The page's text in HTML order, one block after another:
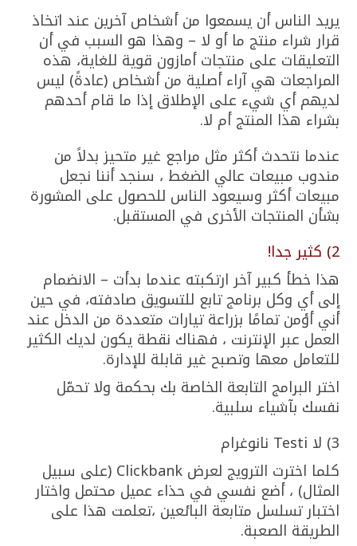
يريد الناس أن يسمعوا من أشخاص آخرين عند اتخاذ
قرار شراء منتج ما أو لا – وهذا هو السبب في أن
التعليقات على منتجات أمازون قوية للغاية، هذه
المراجعات هي آراء أصلية من أشخاص (عادةً) ليس
لديهم أي شيء على الإطلاق إذا ما قام أحدهم
بشراء هذا المنتج أم لا.
عندما نتحدث أكثر مثل مراجع غير متحيز بدلاً من
مندوب مبيعات عالي الضغط ، سنجد أننا نجعل
مبيعات أكثر وسيعود الناس للحصول على المشورة
بشأن المنتجات الأخرى في المستقبل.
2) كثير جدا!
هذا خطأ كبير آخر ارتكبته عندما بدأت – الانضمام
إلى أي وكل برنامج تابع للتسويق صادفته، في حين
أني أؤمن تمامًا بزراعة تيارات متعددة من الدخل عند
العمل عبر الإنترنت ، فهناك نقطة يكون لديك الكثير
للتعامل معها وتصبح غير قابلة للإدارة.
اختر البرامج التابعة الخاصة بك بحكمة ولا تحمّل
نفسك بآشياء سلبية.
3) لا Testi نانوغرام
كلما اخترت الترويج لعرض Clickbank (على سبيل
المثال) ، أضع نفسي في حذاء عميل محتمل واختار
اختبار تسلسل متابعة البائعين ،تعلمت هذا على
الطريقة الصعبة.